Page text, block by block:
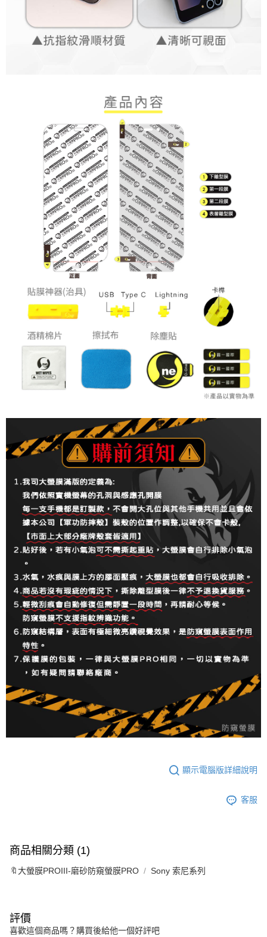
顯示電腦版詳細說明
客服
商品相關分類 (1)
🔖大螢膜PROIII-磨砂防窺螢膜PRO Sony 索尼系列
評價
喜歡這個商品嗎？購買後給他一個好評吧